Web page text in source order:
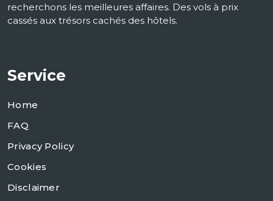
recherchons les meilleures affaires. Des vols à prix
cassés aux trésors cachés des hôtels.
Service
Home
FAQ
Privacy Policy
Cookies
Disclaimer